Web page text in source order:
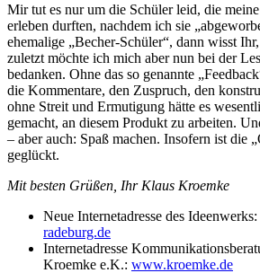
Mir tut es nur um die Schüler leid, die
erleben durften, nachdem ich sie
ehemalige „Becher-Schüler“, dann wisst
zuletzt möchte ich mich aber nun bei der
bedanken. Ohne das so genannte
die Kommentare, den Zuspruch, den
ohne Streit und Ermutigung hätte es
gemacht, an diesem Produkt zu arbeiten.
– aber auch: Spaß machen. Insofern ist die
geglückt.
Mit besten Grüßen, Ihr Klaus Kroemke
Neue Internetadresse des Ideenwerks:
radeburg.de
Internetadresse
Kroemke e.K.: www.kroemke.de